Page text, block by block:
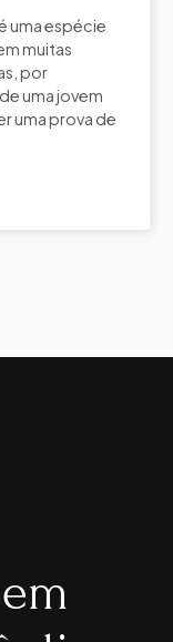
uma espécie
muitas
por
uma jovem
uma prova de